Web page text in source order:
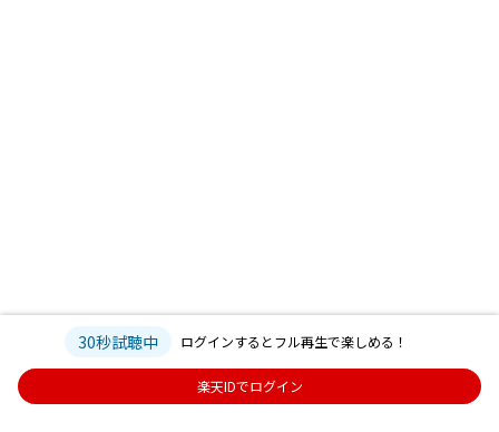
30秒試聴中 ログインするとフル再生で楽しめる！
楽天IDでログイン